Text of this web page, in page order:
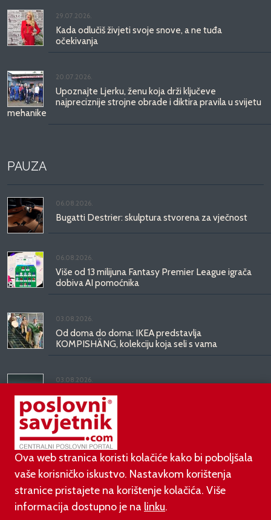
29.07.2026.
Kada odlučiš živjeti svoje snove, a ne tuđa
očekivanja
20.07.2026.
Upoznajte Ljerku, ženu koja drži ključeve
najpreciznije strojne obrade i diktira pravila u svijetu
mehanike
PAUZA
06.08.2026.
Bugatti Destrier: skulptura stvorena za vječnost
06.08.2026.
Više od 13 milijuna Fantasy Premier League igrača
dobiva AI pomoćnika
03.08.2026.
Od doma do doma: IKEA predstavlja
KOMPISHÄNG, kolekciju koja seli s vama
03.08.2026.
Kineski BYD predstavio luksuznu limuzinu veću od
Mercedesove S-klase, obećava domet do 1.000
kilometara
Ova web stranica koristi kolačiće kako bi poboljšala
vaše korisničko iskustvo. Nastavkom korištenja
stranice pristajete na korištenje kolačića. Više
informacija dostupno je na linku.